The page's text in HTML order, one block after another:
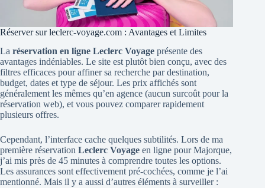
Réserver sur leclerc-voyage.com : Avantages et Limites
La réservation en ligne Leclerc Voyage présente des
avantages indéniables. Le site est plutôt bien conçu, avec des
filtres efficaces pour affiner sa recherche par destination,
budget, dates et type de séjour. Les prix affichés sont
généralement les mêmes qu’en agence (aucun surcoût pour la
réservation web), et vous pouvez comparer rapidement
plusieurs offres.
Cependant, l’interface cache quelques subtilités. Lors de ma
première réservation Leclerc Voyage en ligne pour Majorque,
j’ai mis près de 45 minutes à comprendre toutes les options.
Les assurances sont effectivement pré-cochées, comme je l’ai
mentionné. Mais il y a aussi d’autres éléments à surveiller :